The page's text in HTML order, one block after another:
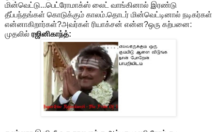
மின்வெட்டு...பெட்ரோமாக்ஸ் லைட் வாங்கினால் இரண்டு
தீப்பந்தங்கள் கொடுக்கும் காலம்.தொடர் மின்வெட்டினால் நடிகர்கள்
என்னாகிறார்கள்?அவர்கள் ரியாக்சன் என்ன?ஒரு கற்பனை:
முதலில் ரஜினிகாந்த்: